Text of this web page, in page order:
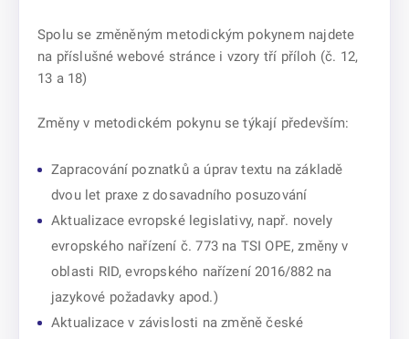
Spolu se změněným metodickým pokynem najdete
na příslušné webové stránce i vzory tří příloh (č. 12,
13 a 18)
Změny v metodickém pokynu se týkají především:
Zapracování poznatků a úprav textu na základě
dvou let praxe z dosavadního posuzování
Aktualizace evropské legislativy, např. novely
evropského nařízení č. 773 na TSI OPE, změny v
oblasti RID, evropského nařízení 2016/882 na
jazykové požadavky apod.)
Aktualizace v závislosti na změně české